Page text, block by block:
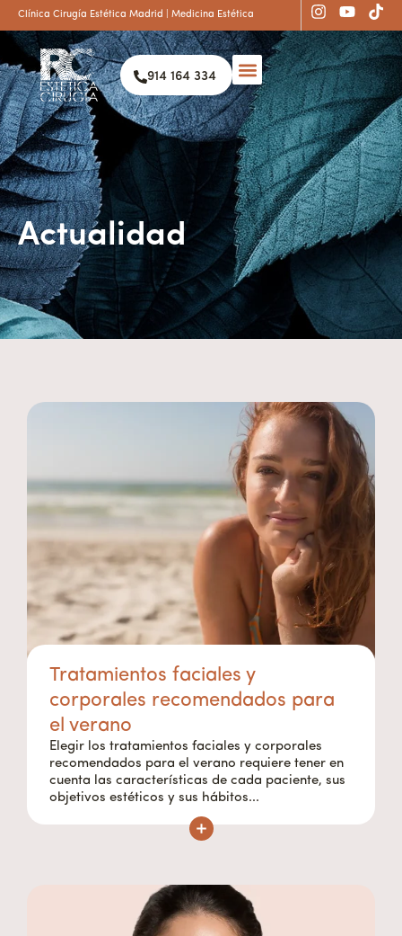
Clínica Cirugía Estética Madrid | Medicina Estética
914 164 334
Actualidad
Tratamientos faciales y
corporales recomendados para
el verano
Elegir los tratamientos faciales y corporales
recomendados para el verano requiere tener en
cuenta las características de cada paciente, sus
objetivos estéticos y sus hábitos...